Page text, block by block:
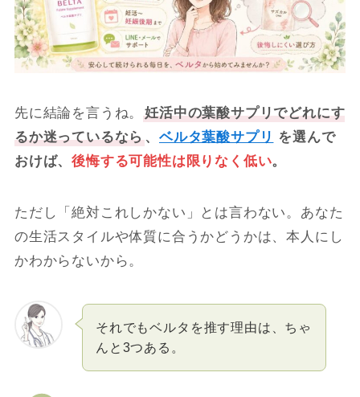
先に結論を言うね。妊活中の葉酸サプリでどれにす
るか迷っているなら、 ベルタ葉酸サプリ を選んで
おけば、後悔する可能性は限りなく低い。
ただし「絶対これしかない」とは言わない。あなた
の生活スタイルや体質に合うかどうかは、本人にし
かわからないから。
それでもベルタを推す理由は、ちゃ
んと3つある。